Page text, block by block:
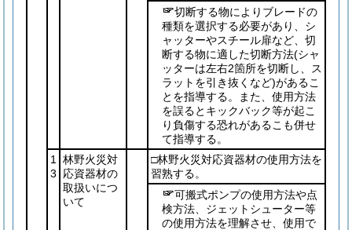
切断する物によりブレードの
種類を選択する必要があり、シ
ャッターやスチール扉など、切
断する物に適した切断方法(シャ
ッターは左右2箇所を切断し、ス
ラットを引き抜くなど)があるこ
とを指導する。また、使用方法
を誤るとキックバック等が起こ
り負傷する恐れがあるこも併せ
て指導する。
1
3
林野火災対
応資器材の
取扱いにつ
いて
□林野火災対応資器材の使用方法を
習熟する。
可搬式ポンプの使用方法や点
検方法、ジェットシューター等
の使用方法を理解させ、使用で